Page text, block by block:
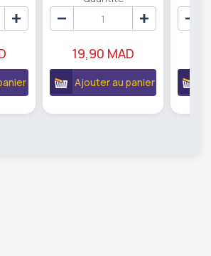
19,90 MAD
Ajouter au panier